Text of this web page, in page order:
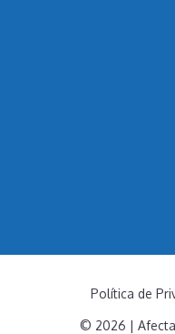
Política de